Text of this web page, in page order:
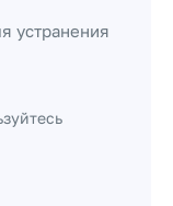
устранения